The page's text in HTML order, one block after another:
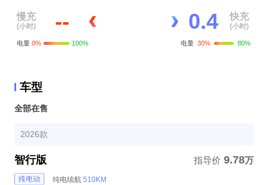
慢充
(小时) --
电量 0% 100%
0.0
1
快充
(小时)
电量 30% 80%
车型
全部在售
2026款
智行版
纯电续航510KM
指导价 9.78万